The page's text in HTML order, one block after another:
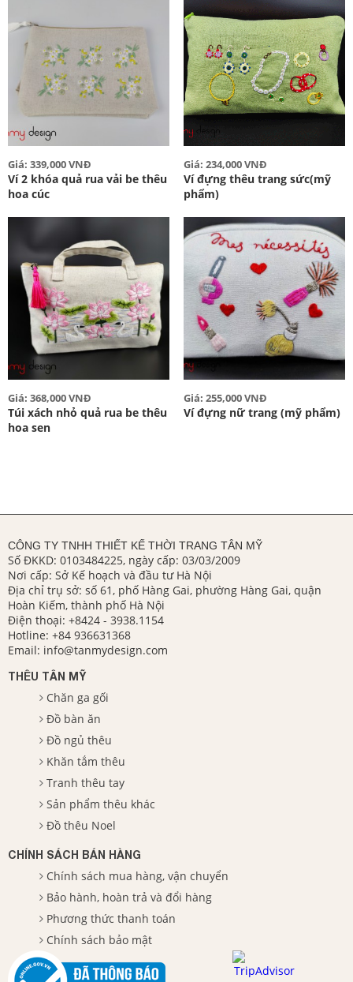
Giá: 339,000 VNĐ
Ví 2 khóa quả rua vải be thêu
hoa cúc
Giá: 234,000 VNĐ
Ví đựng thêu trang sức(mỹ
phẩm)
Giá: 368,000 VNĐ
Túi xách nhỏ quả rua be thêu
hoa sen
Giá: 255,000 VNĐ
Ví đựng nữ trang (mỹ phẩm)
CÔNG TY TNHH THIẾT KẾ THỜI TRANG TÂN MỸ
Số ĐKKD: 0103484225, ngày cấp: 03/03/2009
Nơi cấp: Sở Kế hoạch và đầu tư Hà Nội
Địa chỉ trụ sở: số 61, phố Hàng Gai, phường Hàng Gai, quận
Hoàn Kiếm, thành phố Hà Nội
Điện thoại: +8424 - 3938.1154
Hotline: +84 936631368
Email: info@tanmydesign.com
THÊU TÂN MỸ
Chăn ga gối
Đồ bàn ăn
Đồ ngủ thêu
Khăn tắm thêu
Tranh thêu tay
Sản phẩm thêu khác
Đồ thêu Noel
CHÍNH SÁCH BÁN HÀNG
Chính sách mua hàng, vận chuyển
Bảo hành, hoàn trả và đổi hàng
Phương thức thanh toán
Chính sách bảo mật